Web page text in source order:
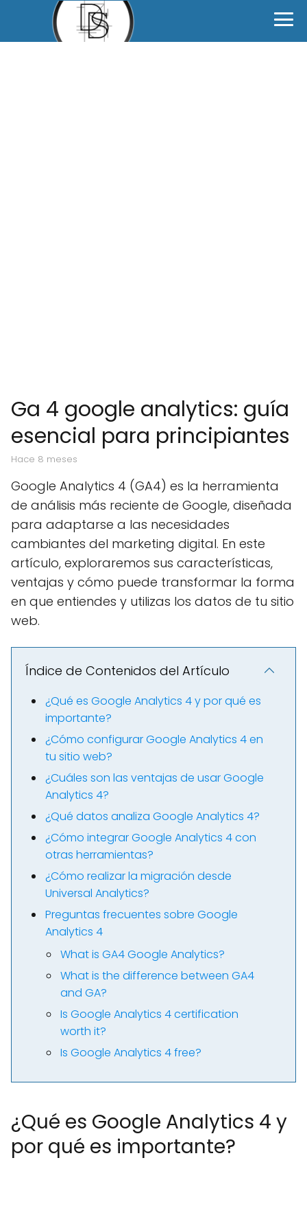
Ga 4 google analytics: guía
esencial para principiantes
hace 8 meses
Google Analytics 4 (GA4) es la herramienta
de análisis más reciente de Google, diseñada
para adaptarse a las necesidades
cambiantes del marketing digital. En este
artículo, exploraremos sus características,
ventajas y cómo puede transformar la forma
en que entiendes y utilizas los datos de tu sitio
web.
Índice de Contenidos del Artículo
¿Qué es Google Analytics 4 y por qué es
importante?
¿Cómo configurar Google Analytics 4 en
tu sitio web?
¿Cuáles son las ventajas de usar Google
Analytics 4?
¿Qué datos analiza Google Analytics 4?
¿Cómo integrar Google Analytics 4 con
otras herramientas?
¿Cómo realizar la migración desde
Universal Analytics?
Preguntas frecuentes sobre Google
Analytics 4
What is GA4 Google Analytics?
What is the difference between GA4
and GA?
Is Google Analytics 4 certification
worth it?
Is Google Analytics 4 free?
¿Qué es Google Analytics 4 y
por qué es importante?